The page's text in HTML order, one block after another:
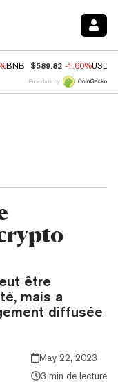
BNB $589.82 -1.60%USDC
Price data by
être
mais a
diffusée
May 22, 2023
3 min de lecture